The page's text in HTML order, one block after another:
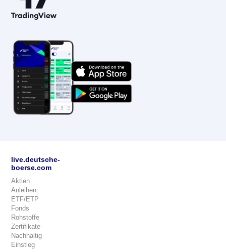
live.deutsche-
boerse.com
Aktien
Anleihen
ETF/ETP
Fonds
Rohstoffe
Zertifikate
Nachhaltig
Einstieg